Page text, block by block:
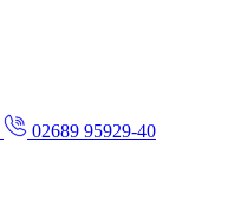
02689 95929-40